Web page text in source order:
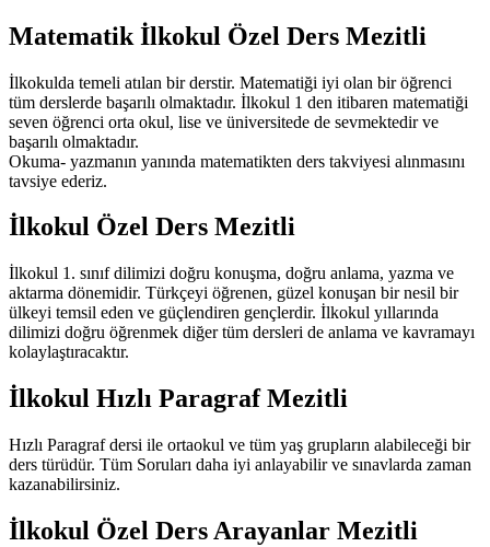
Matematik İlkokul Özel Ders Mezitli
İlkokulda temeli atılan bir derstir. Matematiği iyi olan bir öğrenci
tüm derslerde başarılı olmaktadır. İlkokul 1 den itibaren matematiği
seven öğrenci orta okul, lise ve üniversitede de sevmektedir ve
başarılı olmaktadır.
Okuma- yazmanın yanında matematikten ders takviyesi alınmasını
tavsiye ederiz.
İlkokul Özel Ders Mezitli
İlkokul 1. sınıf dilimizi doğru konuşma, doğru anlama, yazma ve
aktarma dönemidir. Türkçeyi öğrenen, güzel konuşan bir nesil bir
ülkeyi temsil eden ve güçlendiren gençlerdir. İlkokul yıllarında
dilimizi doğru öğrenmek diğer tüm dersleri de anlama ve kavramayı
kolaylaştıracaktır.
İlkokul Hızlı Paragraf Mezitli
Hızlı Paragraf dersi ile ortaokul ve tüm yaş grupların alabileceği bir
ders türüdür. Tüm Soruları daha iyi anlayabilir ve sınavlarda zaman
kazanabilirsiniz.
İlkokul Özel Ders Arayanlar Mezitli